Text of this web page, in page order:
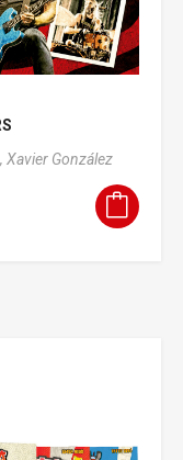
Xavier González